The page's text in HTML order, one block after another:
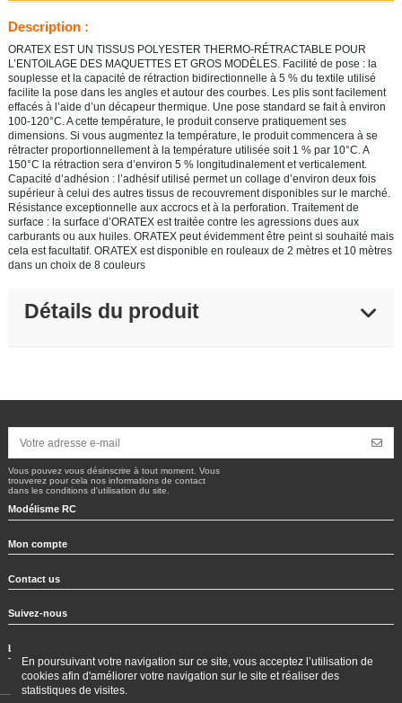
Description :
ORATEX EST UN TISSUS POLYESTER THERMO-RÉTRACTABLE POUR
L’ENTOILAGE DES MAQUETTES ET GROS MODÈLES. Facilité de pose : la
souplesse et la capacité de rétraction bidirectionnelle à 5 % du textile utilisé
facilite la pose dans les angles et autour des courbes. Les plis sont facilement
effacés à l’aide d’un décapeur thermique. Une pose standard se fait à environ
100-120°C. A cette température, le produit conserve pratiquement ses
dimensions. Si vous augmentez la température, le produit commencera à se
rétracter proportionnellement à la température utilisée soit 1 % par 10°C. A
150°C la rétraction sera d’environ 5 % longitudinalement et verticalement.
Capacité d’adhésion : l’adhésif utilisé permet un collage d’environ deux fois
supérieur à celui des autres tissus de recouvrement disponibles sur le marché.
Résistance exceptionnelle aux accrocs et à la perforation. Traitement de
surface : la surface d’ORATEX est traitée contre les agressions dues aux
carburants ou aux huiles. ORATEX peut évidemment être peint si souhaité mais
cela est facultatif. ORATEX est disponible en rouleaux de 2 mètres et 10 mètres
dans un choix de 8 couleurs
Détails du produit
Vous pouvez vous désinscrire à tout moment. Vous
trouverez pour cela nos informations de contact
dans les conditions d'utilisation du site.
Modélisme RC
Mon compte
Contact us
Suivez-nous
Lettre d'information
En poursuivant votre navigation sur ce site, vous acceptez l’utilisation de
cookies afin d'améliorer votre navigation sur le site et réaliser des
statistiques de visites.